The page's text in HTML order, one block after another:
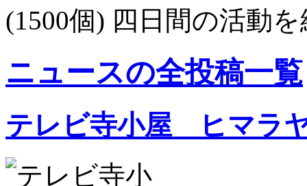
(1500個) 四日間の活動
ニュースの全投稿一覧
テレビ寺小屋 ヒマラ